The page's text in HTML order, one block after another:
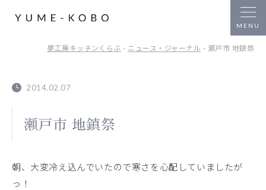
夢工房キッチンくらぶ - ニュース・ジャーナル - 瀬戸市 地鎮祭
2014.02.07
瀬戸市 地鎮祭
朝、大変冷え込んでいたので寒さを心配していましたが
っ！